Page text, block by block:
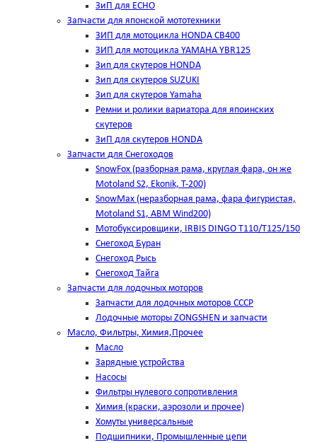
ЗиП для ЕСНО
Запчасти для японской мототехники
ЗИП для мотоцикла HONDA CB400
ЗИП для мотоцикла YAMAHA YBR125
Зип для скутеров HONDA
Зип для скутеров SUZUKI
Зип для скутеров Yamaha
Ремни и ролики вариатора для япоинских
скутеров
ЗиП для скутеров HONDA
Запчасти для Снегоходов
SnowFox (разборная рама, круглая фара, он же
Motoland S2, Ekonik, T-200)
SnowMax (неразборная рама, фара фигуристая,
Motoland S1, ABM Wind200)
Мотобуксировщики, IRBIS DINGO Т110/Т125/150
Снегоход Буран
Снегоход Рысь
Снегоход Тайга
Запчасти для лодочных моторов
Запчасти для лодочных моторов СССР
Лодочные моторы ZONGSHEN и запчасти
Масло, Фильтры, Химия,Прочее
Масло
Зарядные устройства
Насосы
Фильтры нулевого сопротивления
Химия (краски, аэрозоли и прочее)
Хомуты универсальные
Подшипники, Промышленные цепи